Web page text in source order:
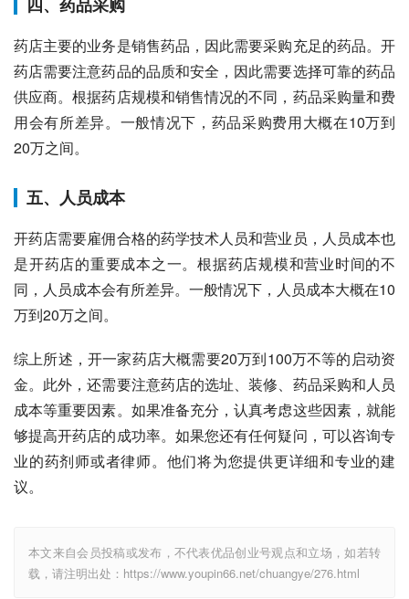
四、药品采购
药店主要的业务是销售药品，因此需要采购充足的药品。开
药店需要注意药品的品质和安全，因此需要选择可靠的药品
供应商。根据药店规模和销售情况的不同，药品采购量和费
用会有所差异。一般情况下，药品采购费用大概在10万到
20万之间。
五、人员成本
开药店需要雇佣合格的药学技术人员和营业员，人员成本也
是开药店的重要成本之一。根据药店规模和营业时间的不
同，人员成本会有所差异。一般情况下，人员成本大概在10
万到20万之间。
综上所述，开一家药店大概需要20万到100万不等的启动资
金。此外，还需要注意药店的选址、装修、药品采购和人员
成本等重要因素。如果准备充分，认真考虑这些因素，就能
够提高开药店的成功率。如果您还有任何疑问，可以咨询专
业的药剂师或者律师。他们将为您提供更详细和专业的建
议。
本文来自会员投稿或发布，不代表优品创业号观点和立场，如若转
载，请注明出处：https://www.youpin66.net/chuangye/276.html